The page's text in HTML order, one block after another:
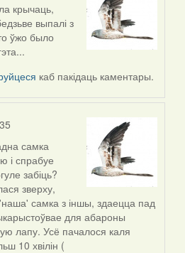
крычаць,
выпалі з
ўжо было
каб пакідаць каментары.
самка
і спрабуе
забіць?
зверху,
самка з іншы, здаецца пад
для абароны
лапу. Усё пачалося каля
10 хвілін (